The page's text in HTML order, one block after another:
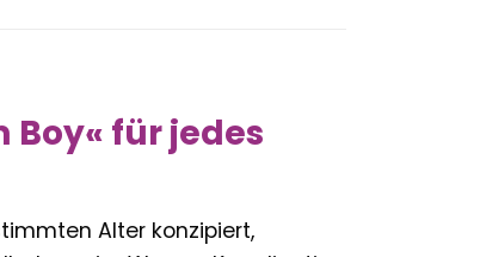
Boy« für jedes
Alter konzipiert,